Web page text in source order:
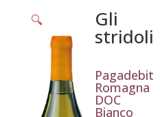
🔍 Gli
stridoli
Pagadebit
Romagna
DOC
Bianco